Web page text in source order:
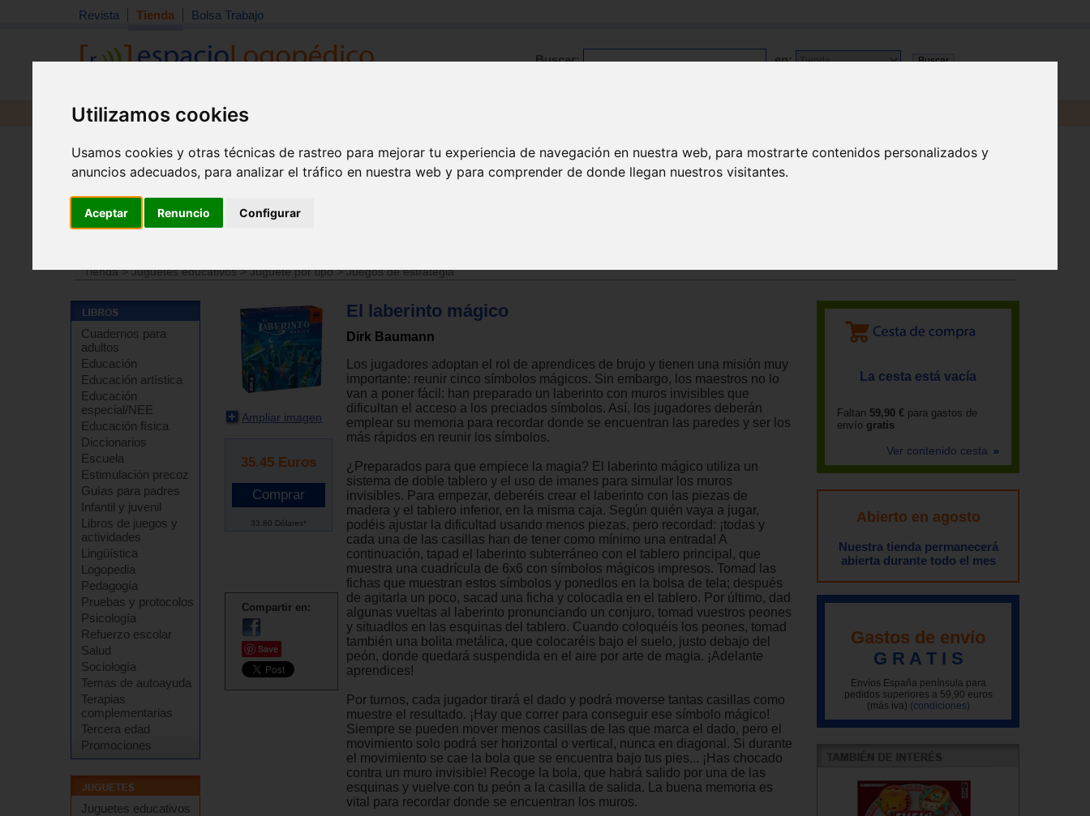
Utilizamos cookies
Usamos cookies y otras técnicas de rastreo para mejorar tu experiencia de navegación en nuestra web, para mostrarte contenidos personalizados y
anuncios adecuados, para analizar el tráfico en nuestra web y para comprender de donde llegan nuestros visitantes.
Aceptar Renuncio Configurar
Revista Tienda Bolsa Trabajo
Buscar: en:
Revista Libros Material
Tienda>Juguetes educativos>Juguete por tipo>Juegos de estrategia
Cuadernos para
adultos
Educación
Educación artística
Educación
especial/NEE
Educación física
Diccionarios
Escuela
Estimulación precoz
Guías para padres
Infantil y juvenil
Libros de juegos y
actividades
Lingüística
Logopedia
Pedagogía
Pruebas y protocolos
Psicología
Refuerzo escolar
Salud
Sociología
Temas de autoayuda
Terapias
complementarias
Tercera edad
Promociones
Juguetes educativos
Ampliar imagen
35.45 Euros
33.80 Dólares*
Compartir en:
Save
El laberinto mágico
Dirk Baumann
Los jugadores adoptan el rol de aprendices de brujo y tienen una misión muy
importante: reunir cinco símbolos mágicos. Sin embargo, los maestros no lo
van a poner fácil: han preparado un laberinto con muros invisibles que
dificultan el acceso a los preciados símbolos. Así, los jugadores deberán
emplear su memoria para recordar donde se encuentran las paredes y ser los
más rápidos en reunir los símbolos.
¿Preparados para que empiece la magia? El laberinto mágico utiliza un
sistema de doble tablero y el uso de imanes para simular los muros
invisibles. Para empezar, deberéis crear el laberinto con las piezas de
madera y el tablero inferior, en la misma caja. Según quién vaya a jugar,
podéis ajustar la dificultad usando menos piezas, pero recordad: ¡todas y
cada una de las casillas han de tener como mínimo una entrada! A
continuación, tapad el laberinto subterráneo con el tablero principal, que
muestra una cuadrícula de 6x6 con símbolos mágicos impresos. Tomad las
fichas que muestran estos símbolos y ponedlos en la bolsa de tela; después
de agitarla un poco, sacad una ficha y colocadla en el tablero. Por último, dad
algunas vueltas al laberinto pronunciando un conjuro, tomad vuestros peones
y situadlos en las esquinas del tablero. Cuando coloquéis los peones, tomad
también una bolita metálica, que colocaréis bajo el suelo, justo debajo del
peón, donde quedará suspendida en el aire por arte de magia. ¡Adelante
aprendices!
Por turnos, cada jugador tirará el dado y podrá moverse tantas casillas como
muestre el resultado. ¡Hay que correr para conseguir ese símbolo mágico!
Siempre se pueden mover menos casillas de las que marca el dado, pero el
movimiento solo podrá ser horizontal o vertical, nunca en diagonal. Si durante
el movimiento se cae la bola que se encuentra bajo tus pies... ¡Has chocado
contra un muro invisible! Recoge la bola, que habrá salido por una de las
esquinas y vuelve con tu peón a la casilla de salida. La buena memoria es
vital para recordar donde se encuentran los muros.
La cesta está vacía
Faltan 59,90 € para gastos de
envío gratis
Ver contenido cesta
Abierto en agosto
Nuestra tienda permanecerá
abierta durante todo el mes
Gastos de envío
G R A T I S
Envíos España península para
pedidos superiores a 59,90 euros
(más iva) (condiciones)